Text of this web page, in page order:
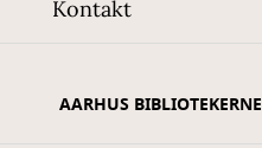
Kontakt
AARHUS BIBLIOTEKERNE